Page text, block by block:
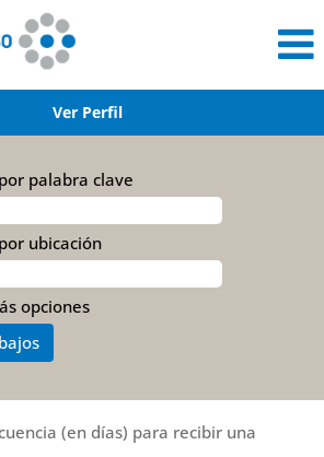
Ver Perfil
palabra clave
ubicación
opciones
(en días) para recibir una